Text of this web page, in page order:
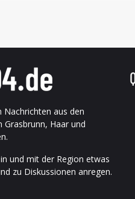
Nachrichten aus den
Grasbrunn, Haar und
und mit der Region etwas
zu Diskussionen anregen.